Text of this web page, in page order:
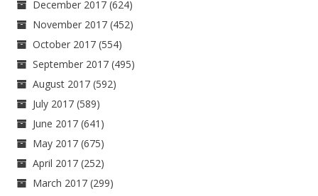
December 2017 (624)
November 2017 (452)
October 2017 (554)
September 2017 (495)
August 2017 (592)
July 2017 (589)
June 2017 (641)
May 2017 (675)
April 2017 (252)
March 2017 (299)